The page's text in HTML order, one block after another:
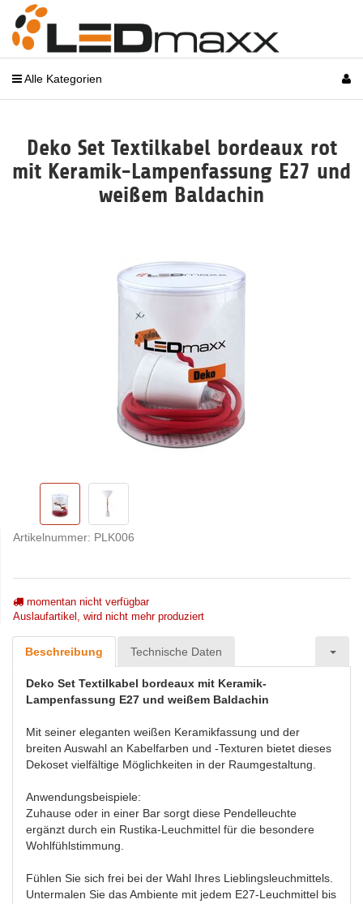
Alle Kategorien
Deko Set Textilkabel bordeaux rot
mit Keramik-Lampenfassung E27 und
weißem Baldachin
Artikelnummer: PLK006
momentan nicht verfügbar
Auslaufartikel, wird nicht mehr produziert
Beschreibung Technische Daten
Deko Set Textilkabel bordeaux mit Keramik-
Lampenfassung E27 und weißem Baldachin
Mit seiner eleganten weißen Keramikfassung und der
breiten Auswahl an Kabelfarben und -Texturen bietet dieses
Dekoset vielfältige Möglichkeiten in der Raumgestaltung.
Anwendungsbeispiele:
Zuhause oder in einer Bar sorgt diese Pendelleuchte
ergänzt durch ein Rustika-Leuchmittel für die besondere
Wohlfühlstimmung.
Fühlen Sie sich frei bei der Wahl Ihres Lieblingsleuchmittels.
Untermalen Sie das Ambiente mit jedem E27-Leuchmittel bis